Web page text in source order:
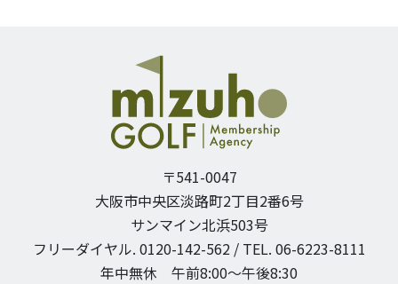
〒541-0047
大阪市中央区淡路町2丁目2番6号
サンマイン北浜503号
フリーダイヤル. 0120-142-562 / TEL. 06-6223-8111
年中無休 午前8:00〜午後8:30